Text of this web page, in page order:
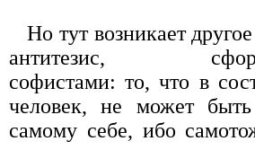
Но тут возникает
антитезис,
софистами: то, что в
человек, не может быть
самому себе, ибо